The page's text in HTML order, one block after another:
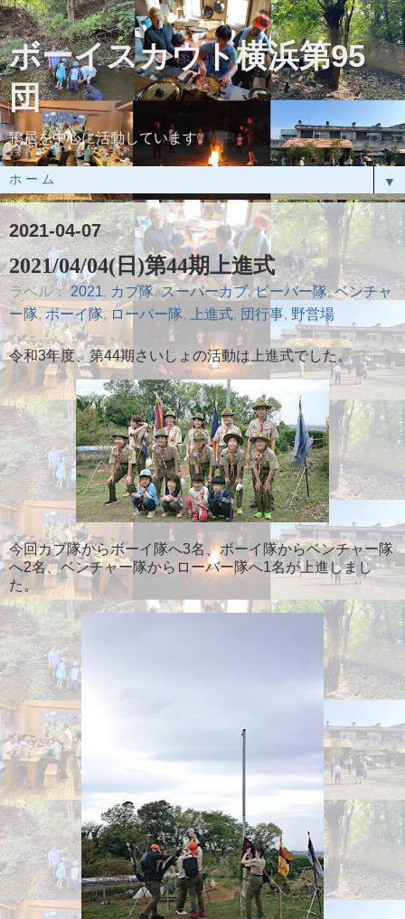
ボーイスカウト横浜第95
団
鴨居を中心に活動しています。
▼
2021-04-07
2021/04/04(日)第44期上進式
ラベル：2021, カブ隊,スーパーカブ,ビーバー隊,ベンチャ
ー隊,ボーイ隊, ローバー隊, 上進式, 団行事, 野営場
令和3年度、第44期さいしょの活動は上進式でした。
今回カブ隊からボーイ隊へ3名、ボーイ隊からベンチャー隊
へ2名、ベンチャー隊からローバー隊へ1名が上進しまし
た。